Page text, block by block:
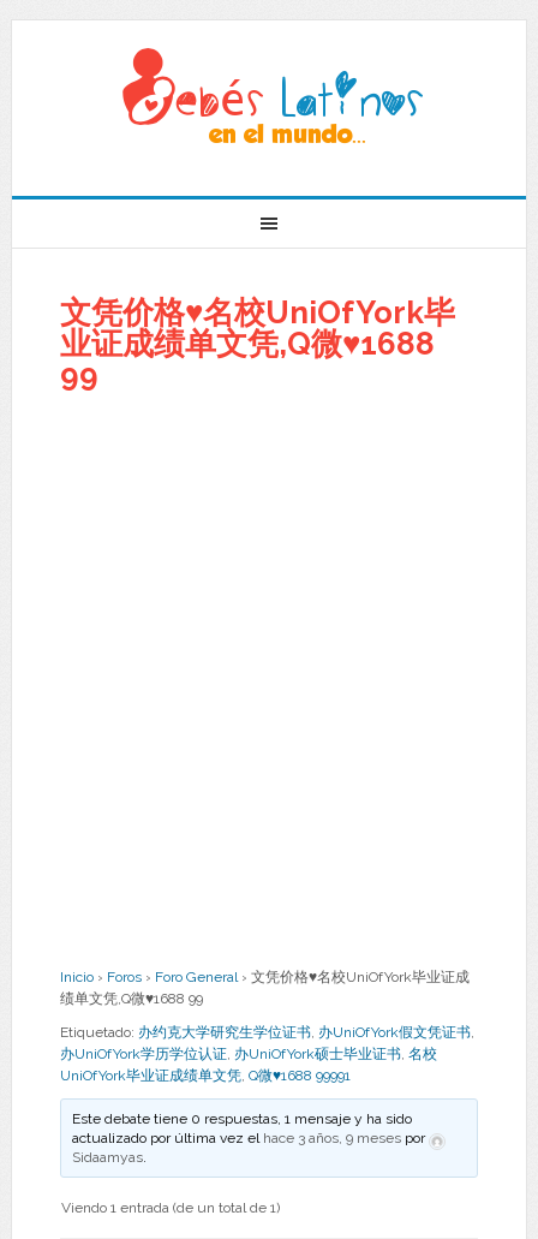
文凭价格♥名校UniOfYork毕
业证成绩单文凭,Q微♥1688
99
Inicio › Foros › Foro General › 文凭价格♥名校UniOfYork毕业证成
绩单文凭,Q微♥1688 99
Etiquetado: 办约克大学研究生学位证书, 办UniOfYork假文凭证书,
办UniOfYork学历学位认证, 办UniOfYork硕士毕业证书, 名校
UniOfYork毕业证成绩单文凭, Q微♥1688 99991
Este debate tiene 0 respuestas, 1 mensaje y ha sido
actualizado por última vez el hace 3 años, 9 meses por
Sidaamyas.
Viendo 1 entrada (de un total de 1)